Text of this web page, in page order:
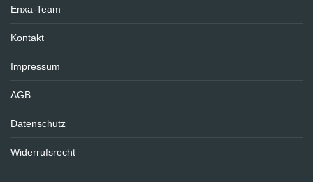
Enxa-Team
Kontakt
Impressum
AGB
Datenschutz
Widerrufsrecht